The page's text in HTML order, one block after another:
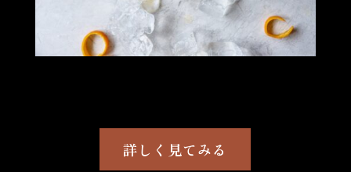
詳しく見てみる